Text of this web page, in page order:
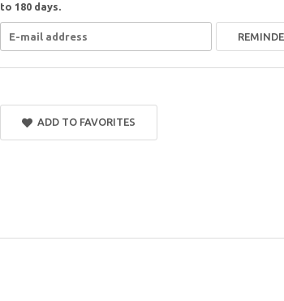
to 180 days.
ADD TO FAVORITES